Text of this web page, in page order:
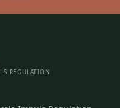
REGULATION